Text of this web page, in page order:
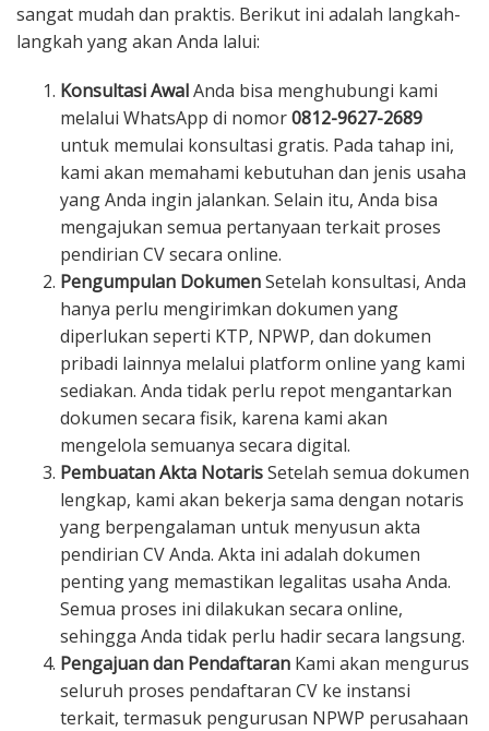
sangat mudah dan praktis. Berikut ini adalah langkah-
langkah yang akan Anda lalui:
Konsultasi AwalAnda bisa menghubungi kami
melalui WhatsApp di nomor0812-9627-2689
untuk memulai konsultasi gratis. Pada tahap ini,
kami akan memahami kebutuhan dan jenis usaha
yang Anda ingin jalankan. Selain itu, Anda bisa
mengajukan semua pertanyaan terkait proses
pendirian CV secara online.
Pengumpulan DokumenSetelah konsultasi, Anda
hanya perlu mengirimkan dokumen yang
diperlukan seperti KTP, NPWP, dan dokumen
pribadi lainnya melalui platform online yang kami
sediakan. Anda tidak perlu repot mengantarkan
dokumen secara fisik, karena kami akan
mengelola semuanya secara digital.
Pembuatan Akta NotarisSetelah semua dokumen
lengkap, kami akan bekerja sama dengan notaris
yang berpengalaman untuk menyusun akta
pendirian CV Anda. Akta ini adalah dokumen
penting yang memastikan legalitas usaha Anda.
Semua proses ini dilakukan secara online,
sehingga Anda tidak perlu hadir secara langsung.
Pengajuan dan Pendaftaran Kami akan mengurus
seluruh proses pendaftaran CV ke instansi
terkait, termasuk pengurusan NPWP perusahaan